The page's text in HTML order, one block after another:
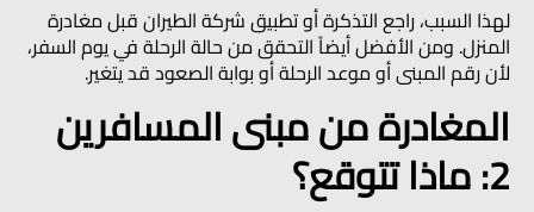
لهذا السبب، راجع التذكرة أو تطبيق شركة الطيران قبل مغادرة
المنزل. ومن الأفضل أيضاً التحقق من حالة الرحلة في يوم السفر،
لأن رقم المبنى أو موعد الرحلة أو بوابة الصعود قد يتغير.
المغادرة من مبنى المسافرين
2: ماذا تتوقع؟